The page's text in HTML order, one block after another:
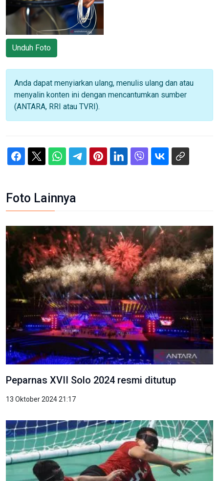
Unduh Foto
Anda dapat menyiarkan ulang, menulis ulang dan atau
menyalin konten ini dengan mencantumkan sumber
(ANTARA, RRI atau TVRI).
Foto Lainnya
Peparnas XVII Solo 2024 resmi ditutup
13 Oktober 2024 21:17